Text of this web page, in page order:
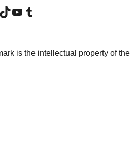
અમારા TikTok એકાઉન્ટની મુલાકાત લોઅમારી YouTube ચેનલની મુલાકાત લો અમારા Tumblr એકાઉન્ટની મુલાકાત લો
is the intellectual property of the